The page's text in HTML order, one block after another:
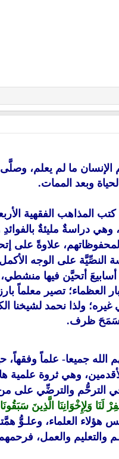
الإنسان ما لم يعلم،
وبعد الممات.
الفقهية
دراسةٌ مليئةٌ بالفوائدِ
علاوةً على
النصِّيَّة على الوجه
أسابيعَ أتحيَّن فيها
تصير معلماً
ولذا نحمد لشيخنا
وسَمَحَ ظرف.
الله جميعا- علماً
وهي ثروة علمية
في الترحُّم والترضِّي على
لَنَا وَلِإِخْوَانِنَا الَّذِينَ
هؤلاء العلماء، وعلـوُّ
والتعليم والعمل،